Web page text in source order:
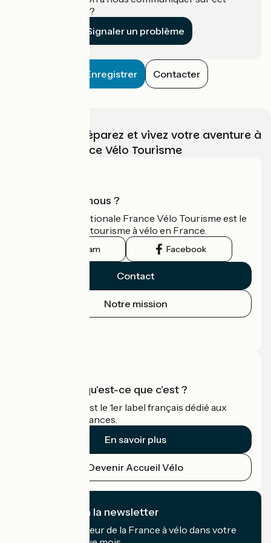
établissement ?
Signaler un problème
Enregistrer Contacter
Choisissez, préparez et vivez votre aventure à
vélo avec France Vélo Tourisme
Qui sommes-nous ?
L'association nationale France Vélo Tourisme est le
guide officiel du tourisme à vélo en France.
Instagram Facebook
Contact
Notre mission
Accueil Vélo qu'est-ce que c'est ?
Accueil Vélo c'est le 1er label français dédié aux
cyclistes en vacances.
En savoir plus
Devenir Accueil Vélo
Je m'abonne à la newsletter
Recevez le meilleur de la France à vélo dans votre